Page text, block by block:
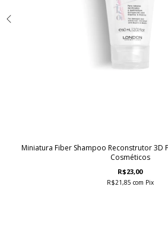
Miniatura Fiber Shampoo Reconstrutor 3D
Cosméticos
R$23,00
R$21,85 com Pix